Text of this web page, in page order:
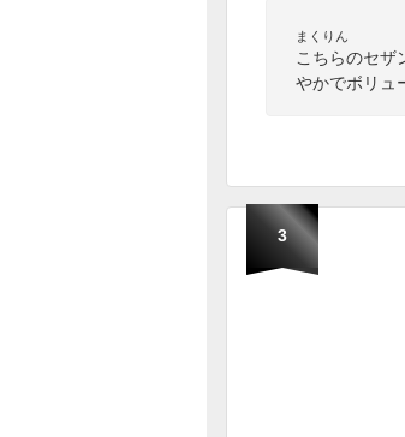
まくりん
こちらのセザ
やかでボリュ
3